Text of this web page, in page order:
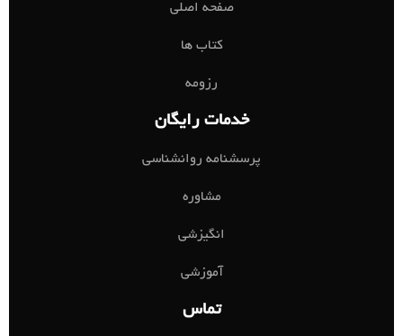
صفحه اصلی
کتاب ها
رزومه
خدمات رایگان
پرسشنامه روانشناسی
مشاوره
انگیزشی
آموزشی
تماس